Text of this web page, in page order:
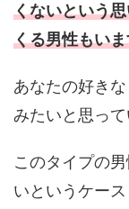
くないという
くる男性もい
あなたの好き
みたいと思って
このタイプの
いというケー